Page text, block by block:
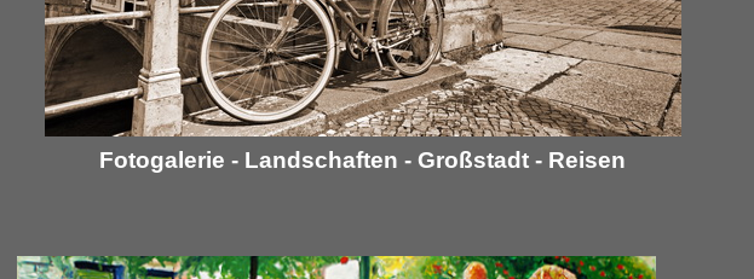
Fotogalerie - Landschaften - Großstadt - Reisen